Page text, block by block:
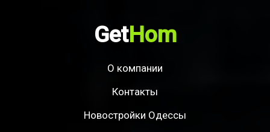
GetHom
О компании
Контакты
Новостройки Одессы